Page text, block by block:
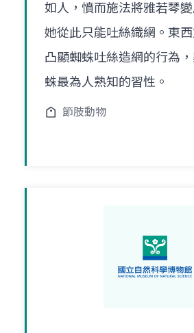
如人，憤而施法將雅若琴
她從此只能吐絲織網。東
凸顯蜘蛛吐絲造網的行為
蛛最為人熟知的習性。
節肢動物